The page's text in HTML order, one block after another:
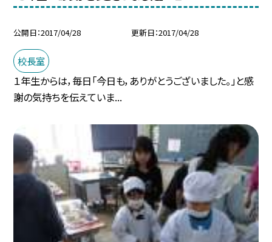
公開日 2017/04/28 更新日 2017/04/28
校長室
１年生からは，毎日「今日も，ありがとうございました。」と感
謝の気持ちを伝えていま...